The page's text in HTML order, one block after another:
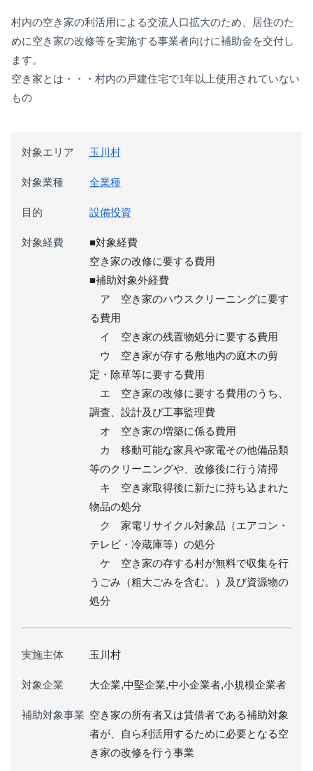
村内の空き家の利活用による交流人口拡大のため、居住のた
めに空き家の改修等を実施する事業者向けに補助金を交付し
ます。
空き家とは・・・村内の戸建住宅で1年以上使用されていない
もの
対象エリア 玉川村
対象業種 全業種
目的 設備投資
対象経費
■対象経費
空き家の改修に要する費用
■補助対象外経費
ア 空き家のハウスクリーニングに要す
る費用
イ 空き家の残置物処分に要する費用
ウ 空き家が存する敷地内の庭木の剪
定・除草等に要する費用
エ 空き家の改修に要する費用のうち、
調査、設計及び工事監理費
オ 空き家の増築に係る費用
カ 移動可能な家具や家電その他備品類
等のクリーニングや、改修後に行う清掃
キ 空き家取得後に新たに持ち込まれた
物品の処分
ク 家電リサイクル対象品（エアコン・
テレビ・冷蔵庫等）の処分
ケ 空き家の存する村が無料で収集を行
うごみ（粗大ごみを含む。）及び資源物の
処分
実施主体 玉川村
対象企業 大企業,中堅企業,中小企業者,小規模企業者
補助対象事業 空き家の所有者又は賃借者である補助対象
者が、自ら利活用するために必要となる空
き家の改修を行う事業